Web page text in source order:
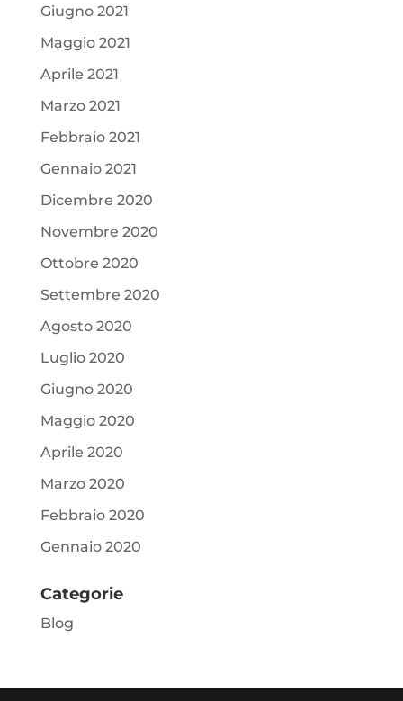
Giugno 2021
Maggio 2021
Aprile 2021
Marzo 2021
Febbraio 2021
Gennaio 2021
Dicembre 2020
Novembre 2020
Ottobre 2020
Settembre 2020
Agosto 2020
Luglio 2020
Giugno 2020
Maggio 2020
Aprile 2020
Marzo 2020
Febbraio 2020
Gennaio 2020
Categorie
Blog